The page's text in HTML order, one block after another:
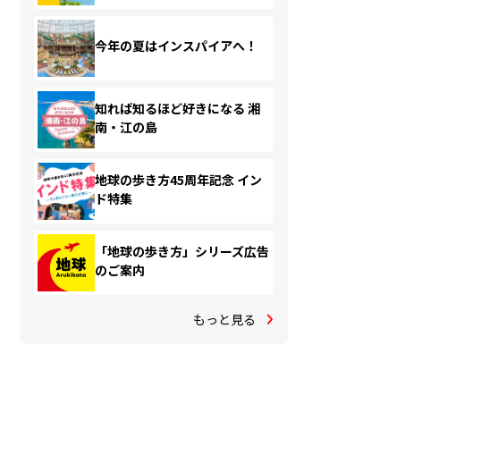
今年の夏はインスパイアへ！
知れば知るほど好きになる 湘
南・江の島
地球の歩き方45周年記念 イン
ド特集
「地球の歩き方」シリーズ広告
のご案内
もっと見る